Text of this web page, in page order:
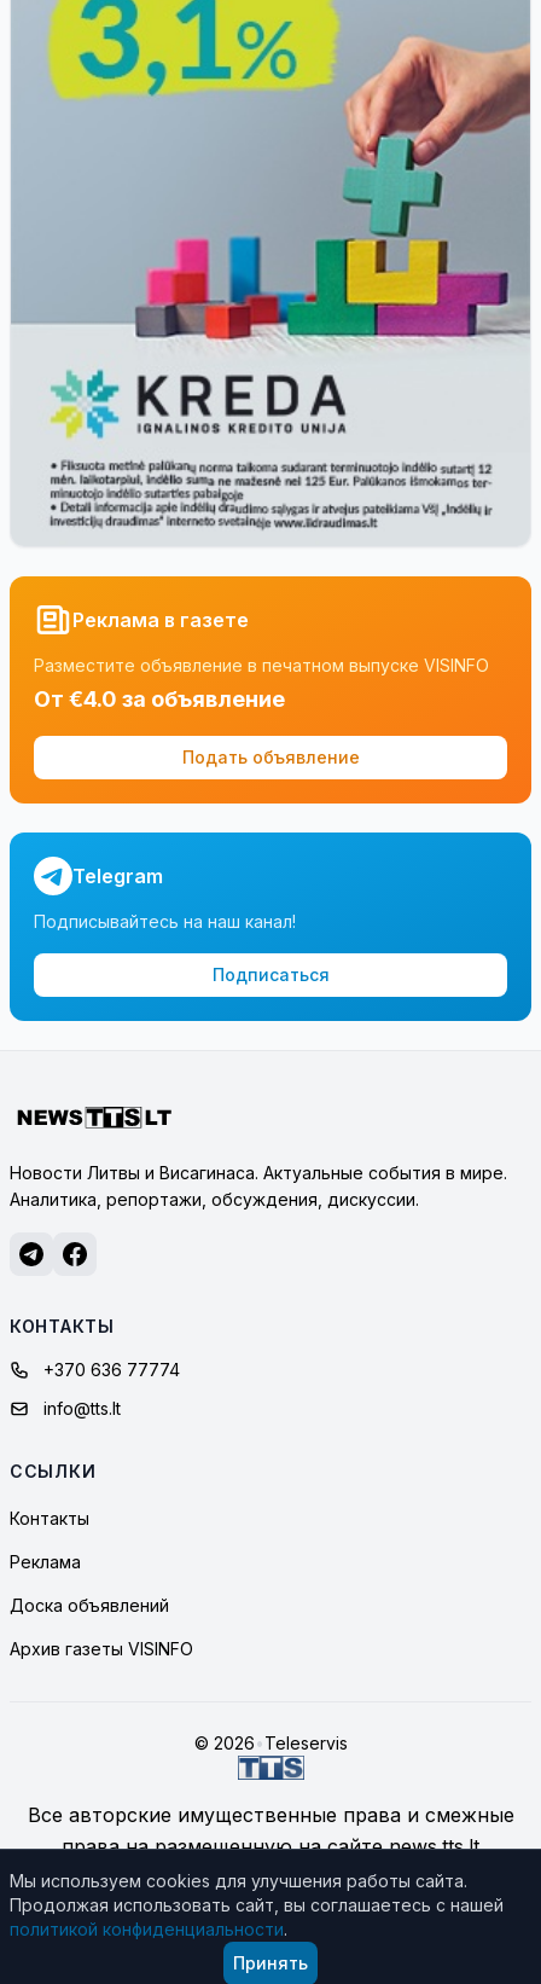
Реклама в газете
Разместите объявление в печатном выпуске VISINFO
От €4.0 за объявление
Подать объявление
Telegram
Подписывайтесь на наш канал!
Подписаться
Новости Литвы и Висагинаса. Актуальные события в мире.
Аналитика, репортажи, обсуждения, дискуссии.
КОНТАКТЫ
+370 636 77774
info@tts.lt
ССЫЛКИ
Контакты
Реклама
Доска объявлений
Архив газеты VISINFO
© 2026•Teleservis
Все авторские имущественные права и смежные
права на размещенную на сайте news.tts.lt
информацию принадлежат ЗАО "Telekomunikacinių
technologijų servisas", если не указано иное.
Подробнее об использовании материалов сайта
Мы используем cookies для улучшения работы сайта.
Продолжая использовать сайт, вы соглашаетесь с нашей
политикой конфиденциальности.
Принять